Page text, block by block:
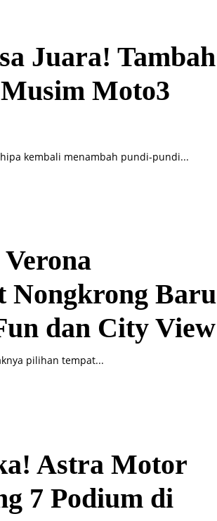
Juara! Tambah
Moto3
kembali menambah pundi-pundi...
Nongkrong Baru
dan City View
pilihan tempat...
Astra Motor
7 Podium di